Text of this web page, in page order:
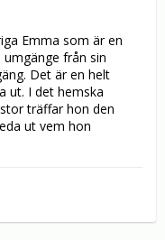
Emma som är en
från sin
Det är en helt
ut. I det hemska
träffar hon den
ut vem hon